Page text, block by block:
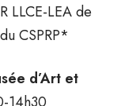
LLCE-LEA de
CSPRP*
d’Art et
14h30